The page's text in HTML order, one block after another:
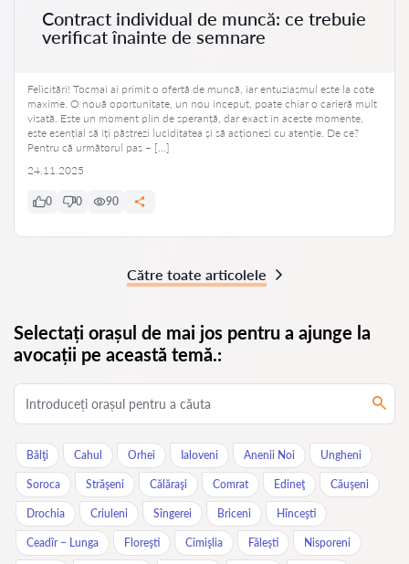
Contract individual de muncă: ce trebuie
verificat înainte de semnare
Felicitări! Tocmai ai primit o ofertă de muncă, iar entuziasmul este la cote
maxime. O nouă oportunitate, un nou început, poate chiar o carieră mult
visată. Este un moment plin de speranță, dar exact în aceste momente,
este esențial să îți păstrezi luciditatea și să acționezi cu atenție. De ce?
Pentru că următorul pas – […]
24.11.2025
0 0 90
Către toate articolele
Selectați orașul de mai jos pentru a ajunge la
avocații pe această temă.:
Bălţi Cahul Orhei Ialoveni Anenii Noi Ungheni
Soroca Străşeni Călăraşi Comrat Edineţ Căuşeni
Drochia Criuleni Sîngerei Briceni Hînceşti
Ceadîr – Lunga Floreşti Cimişlia Făleşti Nisporeni